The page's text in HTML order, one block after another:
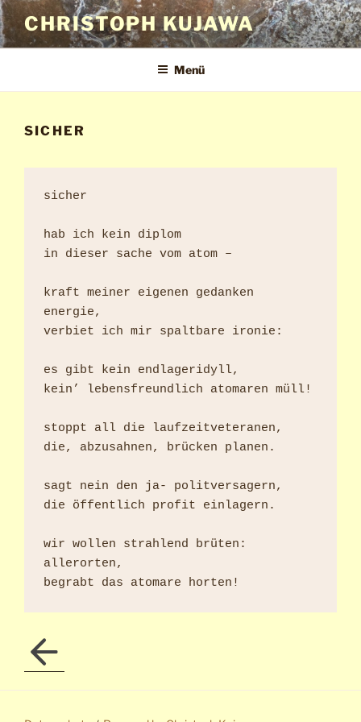
Zum
Inhalt
springen
CHRISTOPH KUJAWA
Menü
SICHER
sicher
hab ich kein diplom
in dieser sache vom atom –
kraft meiner eigenen gedanken
energie,
verbiet ich mir spaltbare ironie:
es gibt kein endlageridyll,
kein’ lebensfreundlich atomaren müll!
stoppt all die laufzeitveteranen,
die, abzusahnen, brücken planen.
sagt nein den ja- politversagern,
die öffentlich profit einlagern.
wir wollen strahlend brüten:
allerorten,